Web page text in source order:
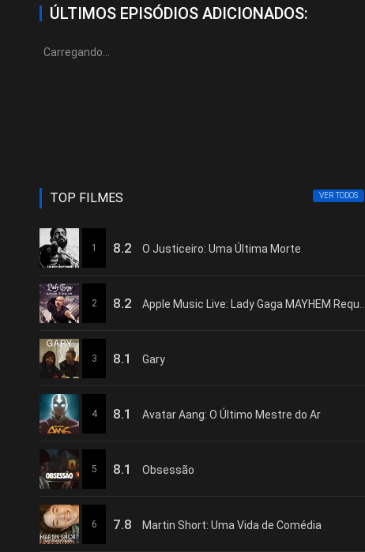
ÚLTIMOS EPISÓDIOS ADICIONADOS:
Carregando...
TOP FILMES VER TODOS
1 8.2 O Justiceiro: Uma Última Morte
2 8.2
3 8.1 Gary
4 8.1 Avatar Aang: O Último Mestre do Ar
5 8.1 Obsessão
6 7.8 Martin Short: Uma Vida de Comédia